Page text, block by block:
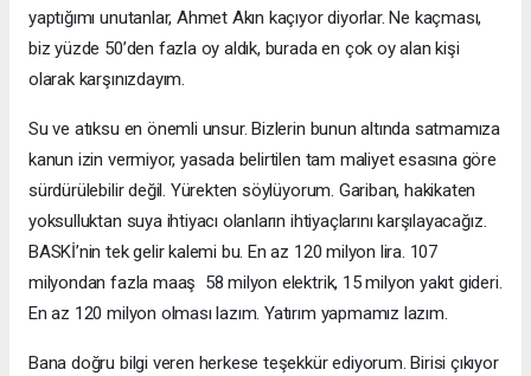
yaptığımı unutanlar, Ahmet Akın kaçıyor diyorlar. Ne kaçması,
biz yüzde 50’den fazla oy aldık, burada en çok oy alan kişi
olarak karşınızdayım.
Su ve atıksu en önemli unsur. Bizlerin bunun altında satmamıza
kanun izin vermiyor, yasada belirtilen tam maliyet esasına göre
sürdürülebilir değil. Yürekten söylüyorum. Gariban, hakikaten
yoksulluktan suya ihtiyacı olanların ihtiyaçlarını karşılayacağız.
BASKİ’nin tek gelir kalemi bu. En az 120 milyon lira. 107
milyondan fazla maaş 58 milyon elektrik, 15 milyon yakıt gideri.
En az 120 milyon olması lazım. Yatırım yapmamız lazım.
Bana doğru bilgi veren herkese teşekkür ediyorum. Birisi çıkıyor